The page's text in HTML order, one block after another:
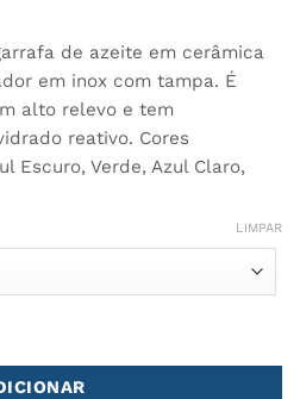
de azeite em cerâmica
em inox com tampa. É
alto relevo e tem
reativo. Cores
Escuro, Verde, Azul Claro,
LIMPAR